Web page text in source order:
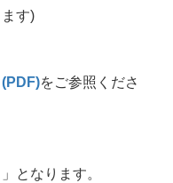
す)
(PDF)をご参照くださ
となります。